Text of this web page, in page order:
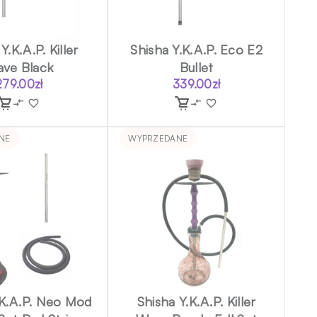
Killer
Black
zł
Shisha Y.K.A.P. Eco E2
Bullet
339.00zł
Neo Mod
WYPRZEDANE
Shisha Y.K.A.P. Killer